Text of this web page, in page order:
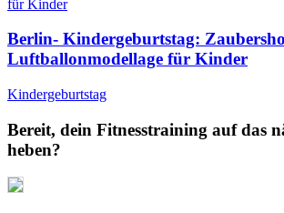
Berlin- Kindergeburtstag:
Luftballonmodellage für Kinder
Kindergeburtstag
Bereit, dein Fitnesstraining auf das
heben?